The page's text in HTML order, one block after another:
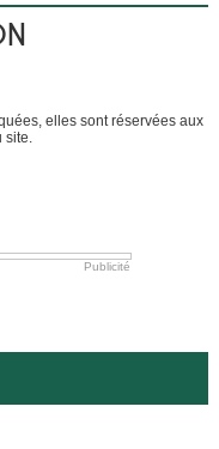
elles sont réservées aux
site.
Publicité